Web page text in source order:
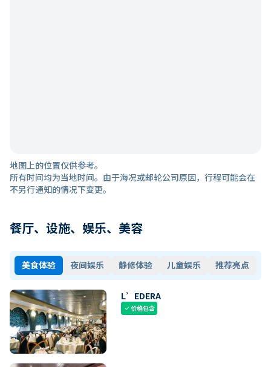
地图上的位置仅供参考。
所有时间均为当地时间。由于海况或邮轮公司原因，行程可能会在
不另行通知的情况下变更。
餐厅、设施、娱乐、美容
美食体验 夜间娱乐 静修体验 儿童娱乐 推荐亮点
L’EDERA
check价格包含